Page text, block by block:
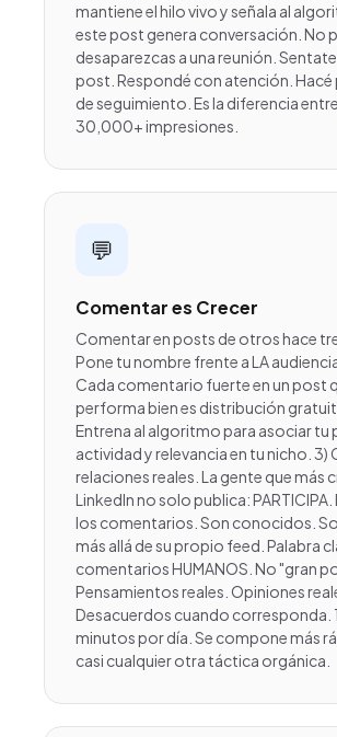
mantiene el hilo vivo y señala al
este post genera conversación. No
desaparezcas a una reunión.
post. Respondé con atención. Hacé
de seguimiento. Es la diferencia
30,000+ impresiones.
💬
Comentar es Crecer
Comentar en posts de otros hace
Pone tu nombre frente a LA
Cada comentario fuerte en un post
performa bien es distribución
Entrena al algoritmo para asociar tu
actividad y relevancia en tu nicho. 3)
relaciones reales. La gente que más
LinkedIn no solo publica: PARTICIPA.
los comentarios. Son conocidos.
más allá de su propio feed. Palabra
comentarios HUMANOS. No "gran
Pensamientos reales. Opiniones
Desacuerdos cuando corresponda.
minutos por día. Se compone más
casi cualquier otra táctica orgánica.